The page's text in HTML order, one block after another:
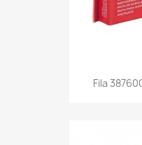

Fila